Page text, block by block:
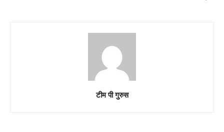
टीम पी गुरुस